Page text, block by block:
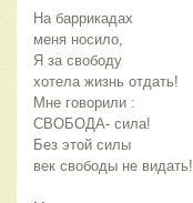
На баррикадах
меня носило,
Я за свободу
хотела жизнь отдать!
Мне говорили :
СВОБОДА- сила!
Без этой силы
век свободы не видать!